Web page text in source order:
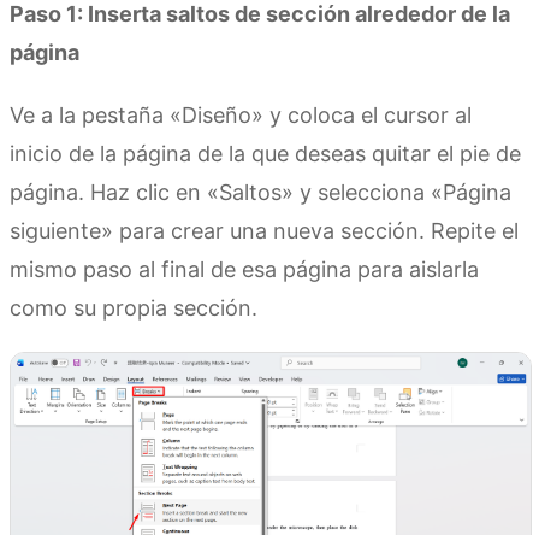
Paso 1: Inserta saltos de sección alrededor de la
página
Ve a la pestaña «Diseño» y coloca el cursor al
inicio de la página de la que deseas quitar el pie de
página. Haz clic en «Saltos» y selecciona «Página
siguiente» para crear una nueva sección. Repite el
mismo paso al final de esa página para aislarla
como su propia sección.